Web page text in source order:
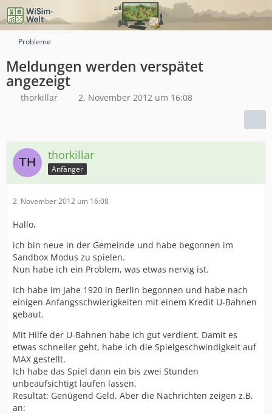
Probleme
Meldungen werden verspätet
angezeigt
thorkillar 2. November 2012 um 16:08
thorkillar
Anfänger
2. November 2012 um 16:08
Hallo,
ich bin neue in der Gemeinde und habe begonnen im
Sandbox Modus zu spielen.
Nun habe ich ein Problem, was etwas nervig ist.
Ich habe im Jahe 1920 in Berlin begonnen und habe nach
einigen Anfangsschwierigkeiten mit einem Kredit U-Bahnen
gebaut.
Mit Hilfe der U-Bahnen habe ich gut verdient. Damit es
etwas schneller geht, habe ich die Spielgeschwindigkeit auf
MAX gestellt.
Ich habe das Spiel dann ein bis zwei Stunden
unbeaufsichtigt laufen lassen.
Resultat: Genügend Geld. Aber die Nachrichten zeigen z.B.
an: